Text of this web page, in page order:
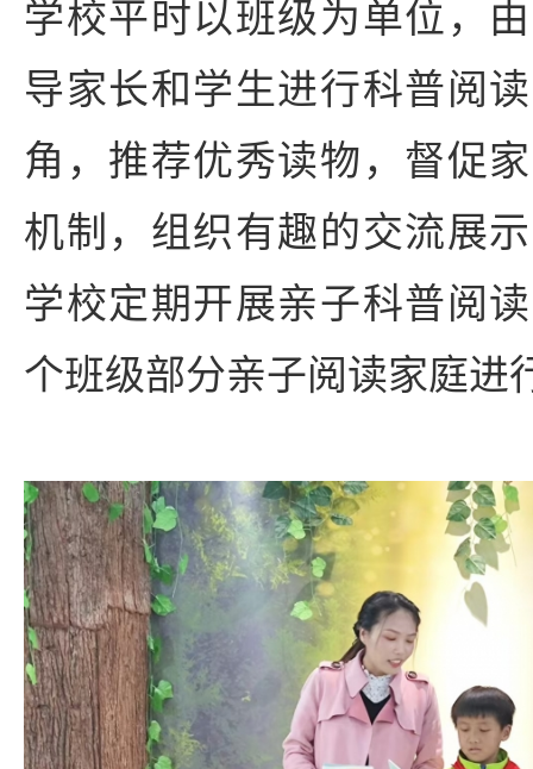
学校平时以班级为单位，
导家长和学生进行科普阅
角，推荐优秀读物，督促
机制，组织有趣的交流展
学校定期开展亲子科普阅
个班级部分亲子阅读家庭进